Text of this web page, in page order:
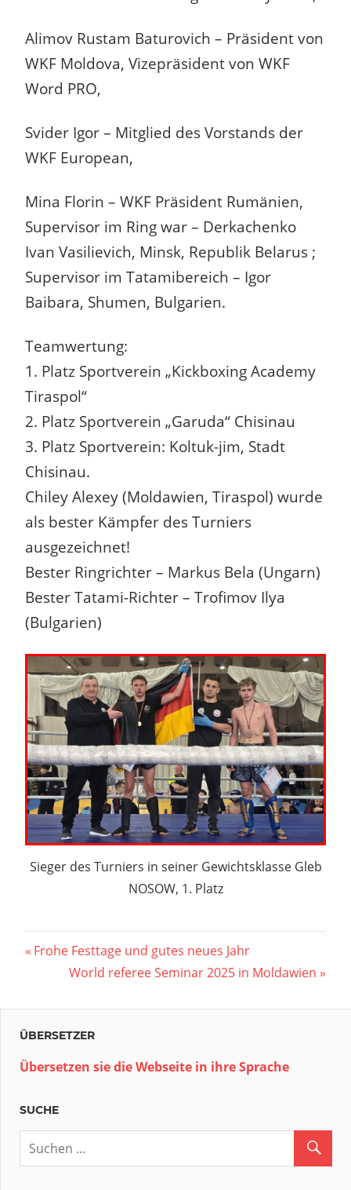
Alimov Rustam Baturovich – Präsident von
WKF Moldova, Vizepräsident von WKF
Word PRO,
Svider Igor – Mitglied des Vorstands der
WKF European,
Mina Florin – WKF Präsident Rumänien,
Supervisor im Ring war – Derkachenko
Ivan Vasilievich, Minsk, Republik Belarus ;
Supervisor im Tatamibereich – Igor
Baibara, Shumen, Bulgarien.
Teamwertung:
1. Platz Sportverein „Kickboxing Academy
Tiraspol“
2. Platz Sportverein „Garuda“ Chisinau
3. Platz Sportverein: Koltuk-jim, Stadt
Chisinau.
Chiley Alexey (Moldawien, Tiraspol) wurde
als bester Kämpfer des Turniers
ausgezeichnet!
Bester Ringrichter – Markus Bela (Ungarn)
Bester Tatami-Richter – Trofimov Ilya
(Bulgarien)
Sieger des Turniers in seiner Gewichtsklasse Gleb
NOSOW, 1. Platz
Beitragsnavigation
Vorheriger
Beitrag:
Frohe Festtage und gutes neues Jahr
Nächster
World referee Seminar 2025 in Moldawien
ÜBERSETZER
Übersetzen sie die Webseite in ihre Sprache
SUCHE